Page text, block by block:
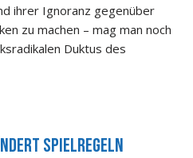
ihrer Ignoranz gegenüber
zu machen – mag man noch
Duktus des
Spielregeln